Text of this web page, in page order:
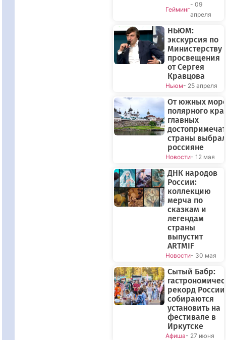
Гейминг
- 09
апреля
НЬЮМ:
экскурсия по
Министерству
просвещения
от Сергея
Кравцова
Ньюм- 25 апреля
От южных
полярного
главных
страны
россияне
Новости- 12 мая
ДНК народов
России:
коллекцию
мерча по
сказкам и
легендам
страны
выпустит
ARTMIF
Новости- 30 мая
Сытый Бабр:
рекорд России
собираются
установить на
фестивале в
Иркутске
Афиша- 27 июня